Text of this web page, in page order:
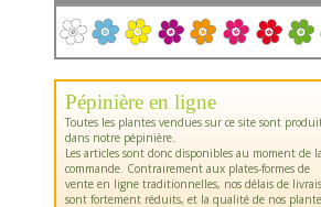
Pépinière en ligne
Toutes les plantes vendues sur ce site sont
dans notre pépinière.
Les articles sont donc disponibles au moment de
commande. Contrairement aux plates-formes de
vente en ligne traditionnelles, nos délais de
sont fortement réduits, et la qualité de nos